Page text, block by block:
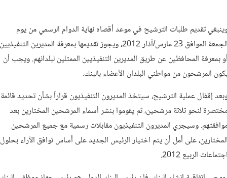
تقديم طلبات الترشيح في موعد أقصاه نهاية الدوام الرسمي من يوم
الجمعة الموافق 23 مارس/آذار 2012، ويجوز تقديمها بمعرفة المديرين التنفيذيين
بمعرفة المحافظين عن طريق المديرين التنفيذيين الممثلين لبلدانهم. ويجب أن
المرشحون من مواطني البلدان الأعضاء بالبنك.
إقفال عملية الترشيح، سيتخذ المديرون التنفيذيون قراراً بشأن تحديد قائمة
لنحو ثلاثة مرشحين، ثم يقوموا بنشر أسماء المرشحين المختارين بعد
وسيجري المديرون التنفيذيون مقابلات رسمية مع جميع المرشحين
على أمل أن يتم اختيار الرئيس الجديد على أساس توافق الآراء بحلول
الربيع 2012.